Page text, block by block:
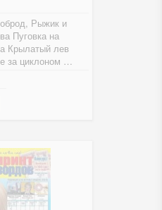
Рыжик и
циклоном А.